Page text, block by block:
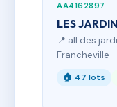
AA4162897
LES
📍 all des
Francheville
🏠 47 lots